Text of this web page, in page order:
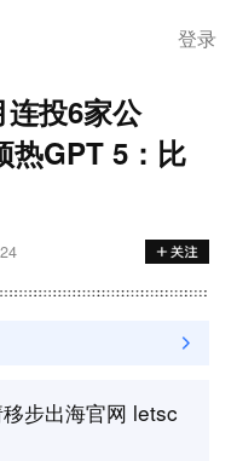
登录
投6家公
热GPT 5：比
步出海官网 letsc